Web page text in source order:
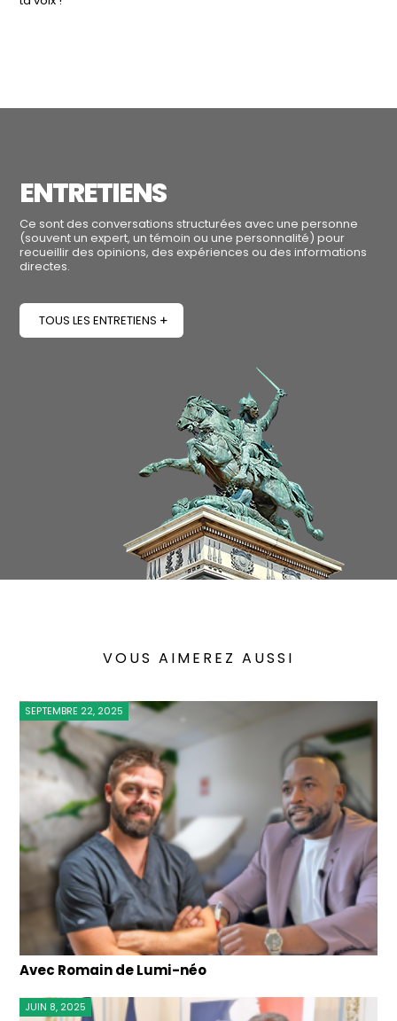
ENTRETIENS
Ce sont des conversations structurées avec une personne
(souvent un expert, un témoin ou une personnalité) pour
recueillir des opinions, des expériences ou des informations
directes.
TOUS LES ENTRETIENS
VOUS AIMEREZ AUSSI
Avec Romain de Lumi-néo
SEPTEMBRE 22, 2025
JUIN 8, 2025